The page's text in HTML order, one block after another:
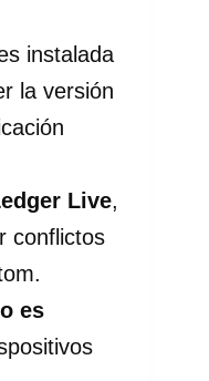
instalada
la versión
Live,
conflictos
es